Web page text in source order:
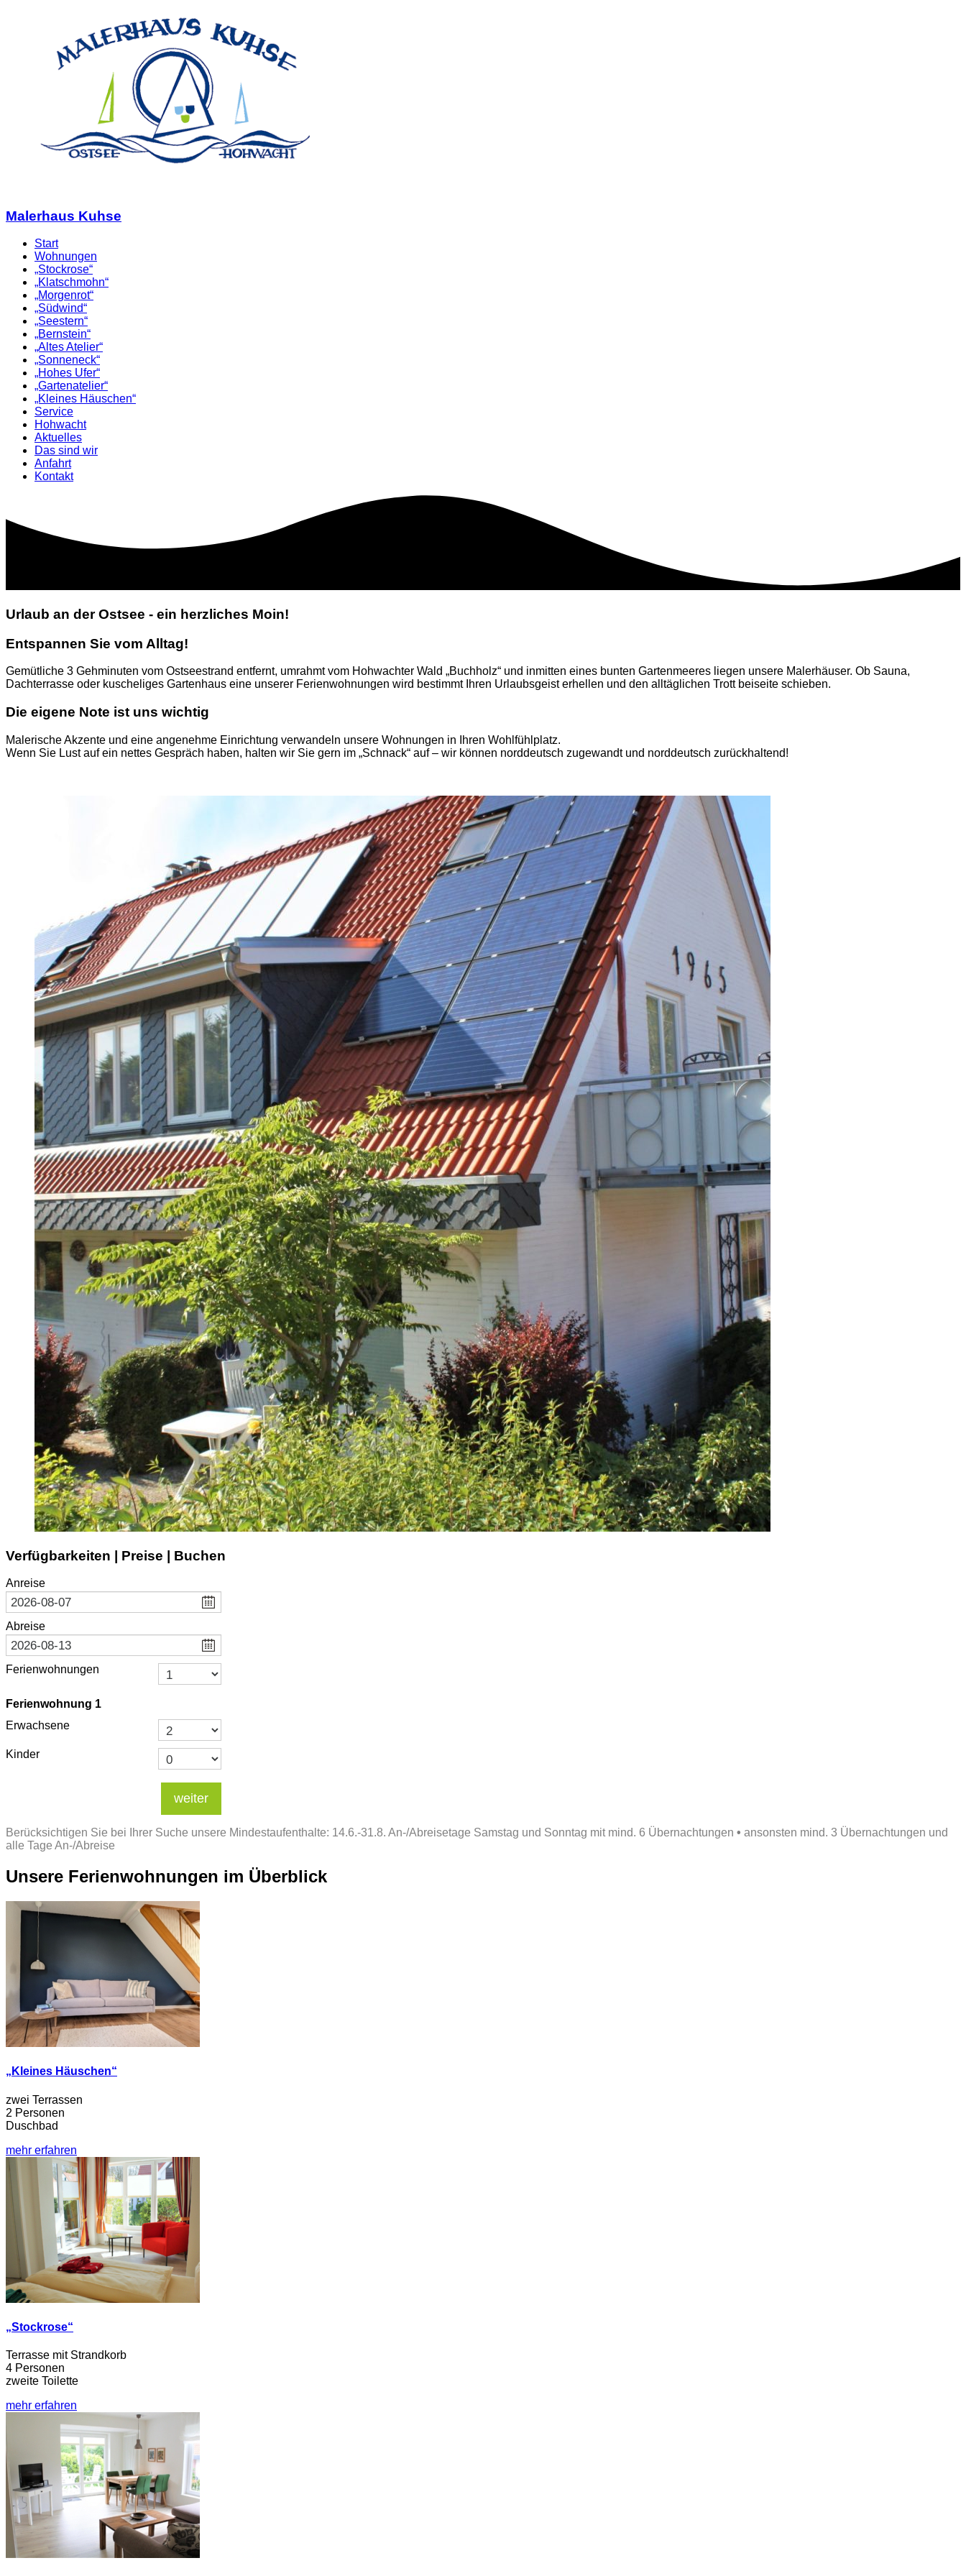
Malerhaus Kuhse
Start
Wohnungen
„Stockrose“
„Klatschmohn“
„Morgenrot“
„Südwind“
„Seestern“
„Bernstein“
„Altes Atelier“
„Sonneneck“
„Hohes Ufer“
„Gartenatelier“
„Kleines Häuschen“
Service
Hohwacht
Aktuelles
Das sind wir
Anfahrt
Kontakt
Urlaub an der Ostsee - ein herzliches Moin!
Entspannen Sie vom Alltag!
Gemütliche 3 Gehminuten vom Ostseestrand entfernt, umrahmt vom Hohwachter Wald „Buchholz“ und inmitten eines bunten Gartenmeeres liegen unsere Malerhäuser. Ob Sauna,
Dachterrasse oder kuscheliges Gartenhaus eine unserer Ferienwohnungen wird bestimmt Ihren Urlaubsgeist erhellen und den alltäglichen Trott beiseite schieben.
Die eigene Note ist uns wichtig
Malerische Akzente und eine angenehme Einrichtung verwandeln unsere Wohnungen in Ihren Wohlfühlplatz.
Wenn Sie Lust auf ein nettes Gespräch haben, halten wir Sie gern im „Schnack“ auf – wir können norddeutsch zugewandt und norddeutsch zurückhaltend!
Verfügbarkeiten | Preise | Buchen
Anreise
Abreise
Ferienwohnungen
Ferienwohnung 1
Erwachsene
Kinder
weiter
Berücksichtigen Sie bei Ihrer Suche unsere Mindestaufenthalte: 14.6.-31.8. An-/Abreisetage Samstag und Sonntag mit mind. 6 Übernachtungen • ansonsten mind. 3 Übernachtungen und
alle Tage An-/Abreise
Unsere Ferienwohnungen im Überblick
„Kleines Häuschen“
zwei Terrassen
2 Personen
Duschbad
mehr erfahren
„Stockrose“
Terrasse mit Strandkorb
4 Personen
zweite Toilette
mehr erfahren